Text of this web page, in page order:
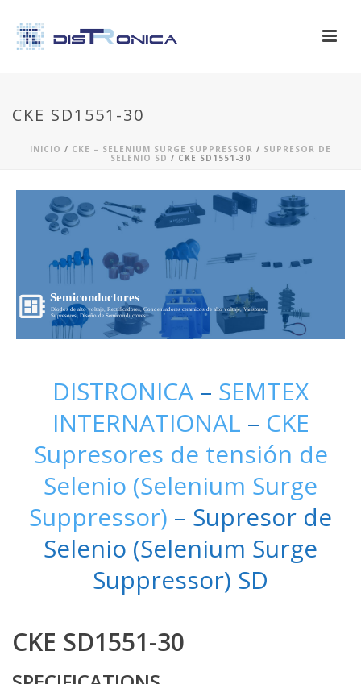
CKE SD1551-30
INICIO / CKE – SELENIUM SURGE SUPPRESSOR / SUPRESOR DE
SELENIO SD / CKE SD1551-30
Semiconductores
Diodos de alto voltaje, Rectificadores, Condensadores ceramicos de alto voltaje, Varistores,
Supresores, Diseño de Semiconductores...
DISTRONICA – SEMTEX
INTERNATIONAL – CKE
Supresores de tensión de
Selenio (Selenium Surge
Suppressor) – Supresor de
Selenio (Selenium Surge
Suppressor) SD
CKE SD1551-30